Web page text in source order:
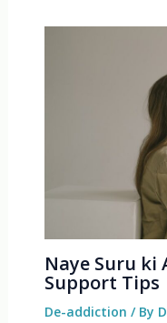
Naye Suru ki
Support Tips
De-addiction / By